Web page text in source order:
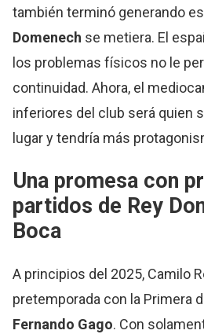
también terminó generando
Domenech se metiera. El
los problemas físicos no le
continuidad. Ahora, el
inferiores del club será quien
lugar y tendría más
Una promesa con
partidos de Rey
Boca
A principios del 2025, Camilo
pretemporada con la Primera
Fernando Gago. Con